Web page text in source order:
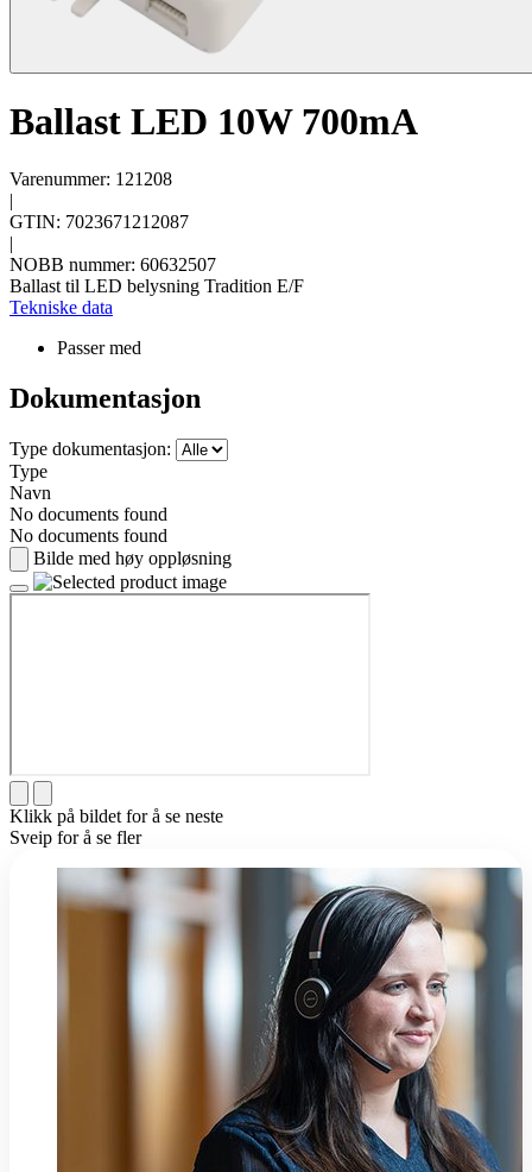
Ballast LED 10W 700mA
Varenummer: 121208
|
GTIN: 7023671212087
|
NOBB nummer: 60632507
Ballast til LED belysning Tradition E/F
Tekniske data
Passer med
Dokumentasjon
Type dokumentasjon:
Type
Navn
No documents found
No documents found
Bilde med høy oppløsning
Klikk på bildet for å se neste
Sveip for å se fler